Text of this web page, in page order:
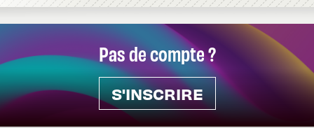
Pas de compte ?
S'INSCRIRE